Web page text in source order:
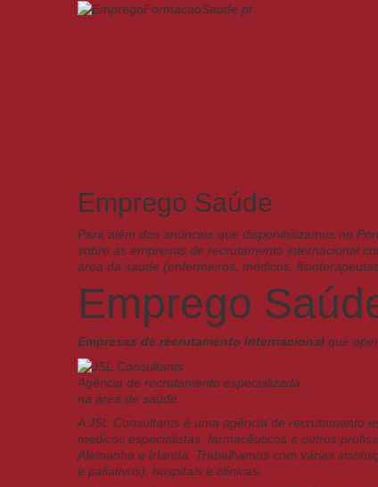
Emprego Saúde
Para além dos anúncios que disponibilizamos no
sobre as empresas de recrutamento internacional
área da saúde (enfermeiros, médicos,
Emprego
Empresas de recrutamento internacional que
Agên­cia de recru­ta­mento espe­cia­li­zada
na área de saúde
A JSL Consultants é uma agência de recrutamento
médicos especialistas, farmacêuticos e outros
Alemanha e Irlanda. Trabalhamos com várias
e paliativos), hospitais e clínicas.